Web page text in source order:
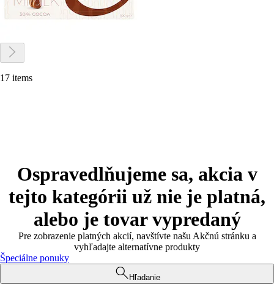
17 items
Ospravedlňujeme sa, akcia v
tejto kategórii už nie je platná,
alebo je tovar vypredaný
Pre zobrazenie platných akcií, navštívte našu Akčnú stránku a
vyhľadajte alternatívne produkty
Špeciálne ponuky
Hľadanie